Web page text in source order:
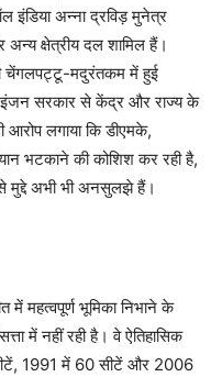
इंडिया अन्ना द्रविड़ मुनेत्र
क्षेत्रीय दल शामिल हैं।
चेंगलपट्टू-मदुरंतकम में हुई
सरकार से केंद्र और राज्य के
लगाया कि डीएमके,
भटकाने की कोशिश कर रही है,
मुद्दे अभी भी अनसुलझे हैं।
महत्वपूर्ण भूमिका निभाने के
में नहीं रही है। वे ऐतिहासिक
1991 में 60 सीटें और 2006